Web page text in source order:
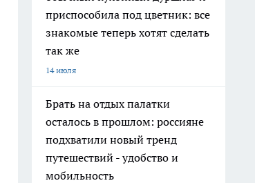
приспособила под цветник: все
знакомые теперь хотят сделать
так же
14 июля
Брать на отдых палатки
осталось в прошлом: россияне
подхватили новый тренд
путешествий - удобство и
мобильность